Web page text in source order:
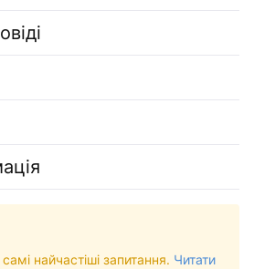
найчастіші запитання. Читати